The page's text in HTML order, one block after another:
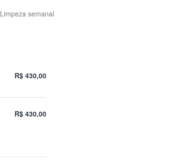
Limpeza semanal
R$ 430,00
R$ 430,00